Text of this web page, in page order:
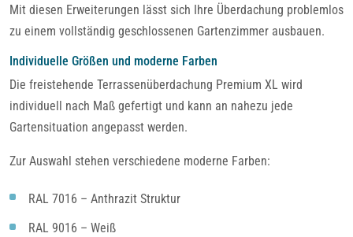
Mit diesen Erweiterungen lässt sich Ihre Überdachung problemlos
zu einem vollständig geschlossenen Gartenzimmer ausbauen.
Individuelle Größen und moderne Farben
Die freistehende Terrassenüberdachung Premium XL wird
individuell nach Maß gefertigt und kann an nahezu jede
Gartensituation angepasst werden.
Zur Auswahl stehen verschiedene moderne Farben:
RAL 7016 – Anthrazit Struktur
RAL 9016 – Weiß